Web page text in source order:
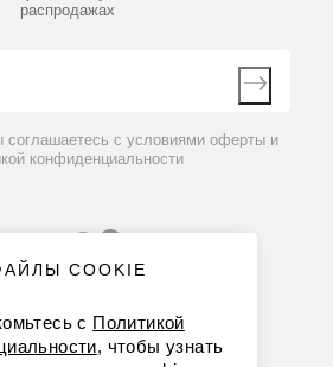
распродажах
соглашаетесь с условиями оферты и
конфиденциальности
COOKIE
с Политикой
, чтобы узнать